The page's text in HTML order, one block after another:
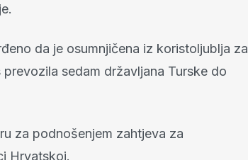
da je osumnjičena iz koristoljublja za
sedam državljana Turske do
za podnošenjem zahtjeva za
Hrvatskoj.